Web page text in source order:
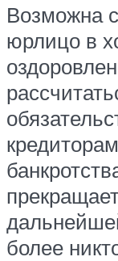
Возможна
юрлицо в
более